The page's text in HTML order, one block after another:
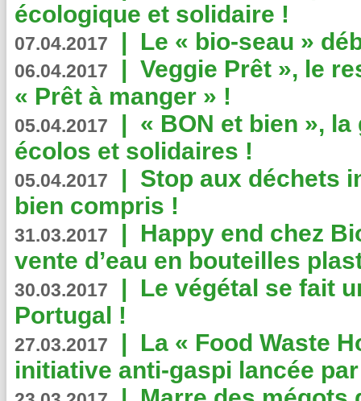
écologique et solidaire !
07.04.2017 | Le « bio-seau »
06.04.2017 | Veggie Prêt », le
« Prêt à manger » !
05.04.2017 | « BON et bien »,
écolos et solidaires !
05.04.2017 | Stop aux déchets
bien compris !
31.03.2017 | Happy end chez
vente d’eau en bouteilles
30.03.2017 | Le végétal se fait
Portugal !
27.03.2017 | La « Food Waste
initiative anti-gaspi lancée